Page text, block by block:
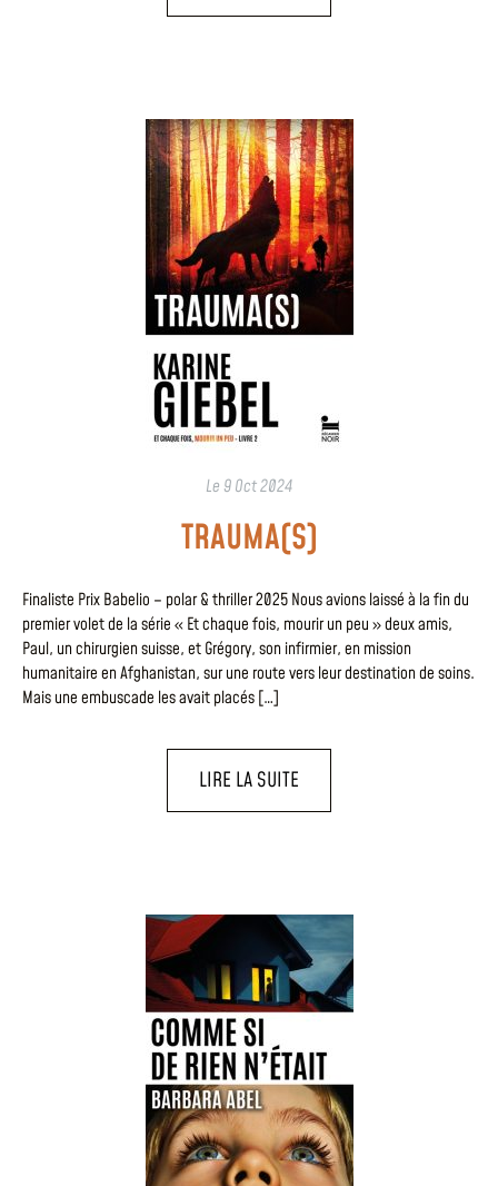
Le 9 Oct 2024
TRAUMA(S)
Finaliste Prix Babelio – polar & thriller 2025 Nous avions laissé à la fin du
premier volet de la série « Et chaque fois, mourir un peu » deux amis,
Paul, un chirurgien suisse, et Grégory, son infirmier, en mission
humanitaire en Afghanistan, sur une route vers leur destination de soins.
Mais une embuscade les avait placés […]
LIRE LA SUITE